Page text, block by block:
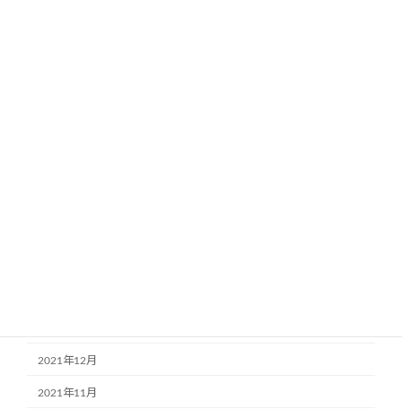
2021年12月
2021年11月